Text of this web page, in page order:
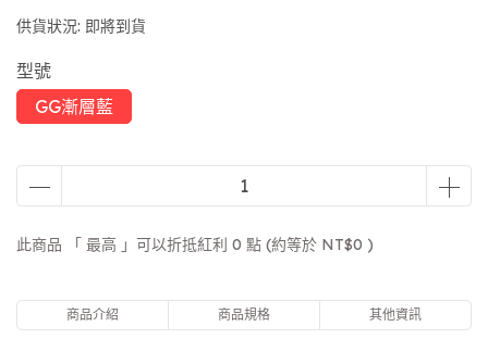
供貨狀況: 即將到貨
型號
GG漸層藍
此商品 「 最高 」可以折抵紅利 0 點 (約等於 NT$0 )
商品介紹 商品規格 其他資訊